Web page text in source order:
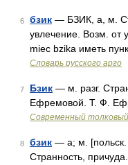
6 бзик — БЗИК, а, м.
увлечение. Возм. от
miec bzika иметь
Словарь русского арго
7 Бзик — м. разг.
Ефремовой. Т. Ф.
Современный толковый
8 бзик — а; м. [польск.
Странность,